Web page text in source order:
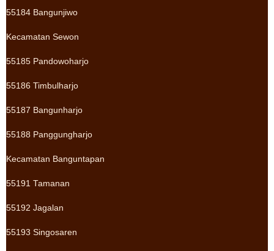
55184 Bangunjiwo
Kecamatan Sewon
55185 Pandowoharjo
55186 Timbulharjo
55187 Bangunharjo
55188 Panggungharjo
Kecamatan Banguntapan
55191 Tamanan
55192 Jagalan
55193 Singosaren